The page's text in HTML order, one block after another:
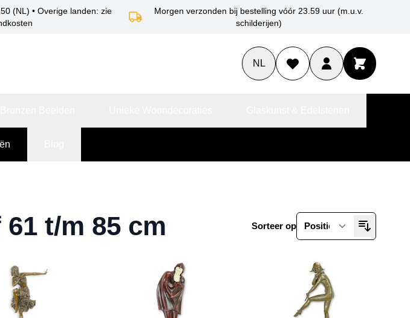
(NL) • Overige landen: zie
Morgen verzonden bij bestelling vóór 23.59 uur (m.u.v.
schilderijen)
NL
t/m 85 cm Sorteer op